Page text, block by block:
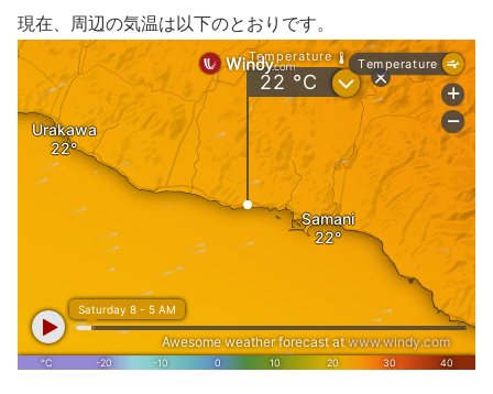
現在、周辺の気温は以下のとおりです。